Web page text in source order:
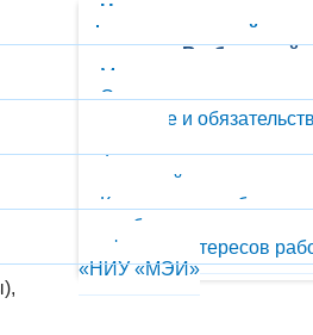
Нормативные
сфере противодействия
Выбранный
Методические
Сведения о доходах,
имуществе и
Формы документов,
противодействием
Комиссия по
служебному поведению и
конфликта интересов
«НИУ «МЭИ»